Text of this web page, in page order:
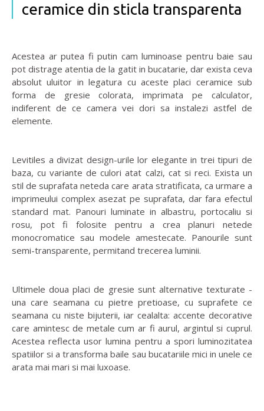
ceramice din sticla transparenta
Acestea ar putea fi putin cam luminoase pentru baie sau
pot distrage atentia de la gatit in bucatarie, dar exista ceva
absolut uluitor in legatura cu aceste placi ceramice sub
forma de gresie colorata, imprimata pe calculator,
indiferent de ce camera vei dori sa instalezi astfel de
elemente.
Levitiles a divizat design-urile lor elegante in trei tipuri de
baza, cu variante de culori atat calzi, cat si reci. Exista un
stil de suprafata neteda care arata stratificata, ca urmare a
imprimeului complex asezat pe suprafata, dar fara efectul
standard mat. Panouri luminate in albastru, portocaliu si
rosu, pot fi folosite pentru a crea planuri netede
monocromatice sau modele amestecate. Panourile sunt
semi-transparente, permitand trecerea luminii.
Ultimele doua placi de gresie sunt alternative texturate -
una care seamana cu pietre pretioase, cu suprafete ce
seamana cu niste bijuterii, iar cealalta: accente decorative
care amintesc de metale cum ar fi aurul, argintul si cuprul.
Acestea reflecta usor lumina pentru a spori luminozitatea
spatiilor si a transforma baile sau bucatariile mici in unele ce
arata mai mari si mai luxoase.